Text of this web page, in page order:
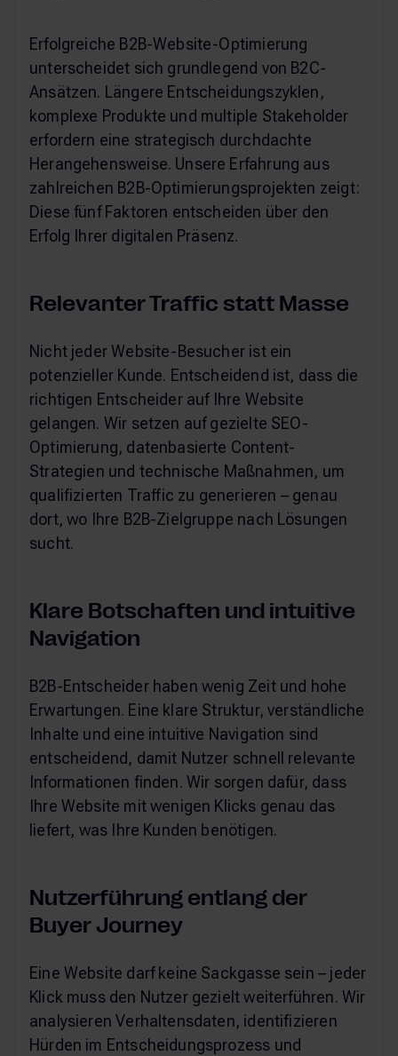
Erfolgreiche B2B-Website-Optimierung
unterscheidet sich grundlegend von B2C-
Ansätzen. Längere Entscheidungszyklen,
komplexe Produkte und multiple Stakeholder
erfordern eine strategisch durchdachte
Herangehensweise. Unsere Erfahrung aus
zahlreichen B2B-Optimierungsprojekten zeigt:
Diese fünf Faktoren entscheiden über den
Erfolg Ihrer digitalen Präsenz.
Relevanter Traffic statt Masse
Nicht jeder Website-Besucher ist ein
potenzieller Kunde. Entscheidend ist, dass die
richtigen Entscheider auf Ihre Website
gelangen. Wir setzen auf gezielte SEO-
Optimierung, datenbasierte Content-
Strategien und technische Maßnahmen, um
qualifizierten Traffic zu generieren – genau
dort, wo Ihre B2B-Zielgruppe nach Lösungen
sucht.
Klare Botschaften und intuitive
Navigation
B2B-Entscheider haben wenig Zeit und hohe
Erwartungen. Eine klare Struktur, verständliche
Inhalte und eine intuitive Navigation sind
entscheidend, damit Nutzer schnell relevante
Informationen finden. Wir sorgen dafür, dass
Ihre Website mit wenigen Klicks genau das
liefert, was Ihre Kunden benötigen.
Nutzerführung entlang der
Buyer Journey
Eine Website darf keine Sackgasse sein – jeder
Klick muss den Nutzer gezielt weiterführen. Wir
analysieren Verhaltensdaten, identifizieren
Hürden im Entscheidungsprozess und